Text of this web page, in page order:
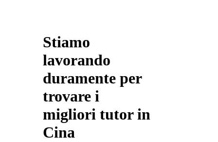
Stiamo
lavorando
duramente per
trovare i
migliori tutor in
Cina